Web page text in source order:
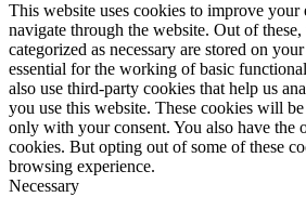
This website uses cookies to improve
navigate through the website. Out of these,
categorized as necessary are stored on
essential for the working of basic
also use third-party cookies that help us
you use this website. These cookies will
only with your consent. You also have the
cookies. But opting out of some of these
browsing experience.
Necessary